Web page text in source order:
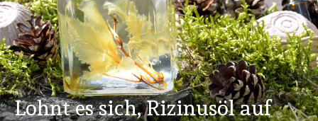
Lohnt es sich, Rizinusöl auf